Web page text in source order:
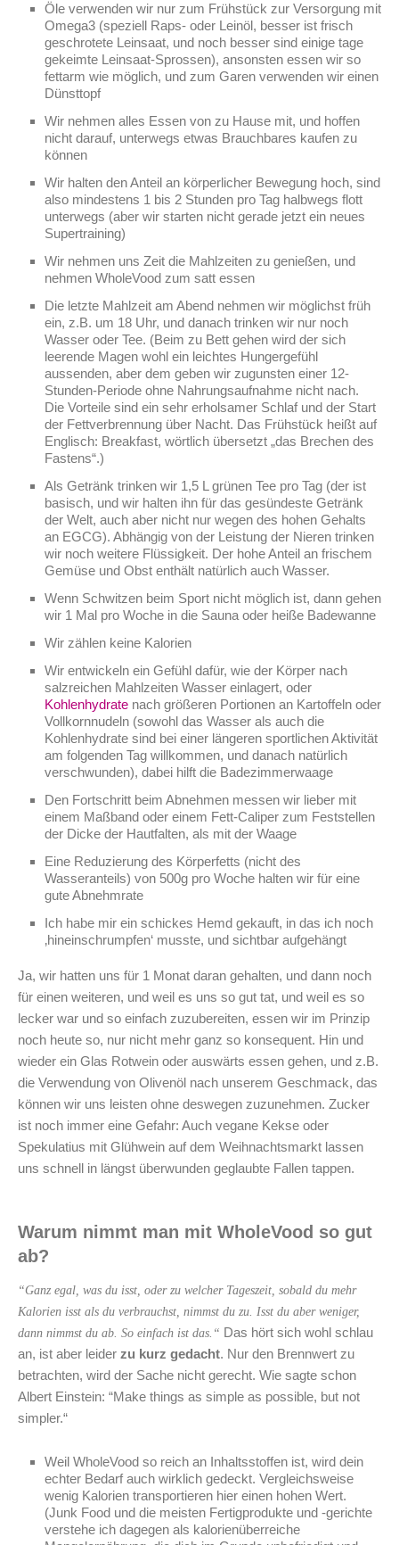
Öle verwenden wir nur zum Frühstück zur Versorgung mit
Omega3 (speziell Raps- oder Leinöl, besser ist frisch
geschrotete Leinsaat, und noch besser sind einige tage
gekeimte Leinsaat-Sprossen), ansonsten essen wir so
fettarm wie möglich, und zum Garen verwenden wir einen
Dünsttopf
Wir nehmen alles Essen von zu Hause mit, und hoffen
nicht darauf, unterwegs etwas Brauchbares kaufen zu
können
Wir halten den Anteil an körperlicher Bewegung hoch, sind
also mindestens 1 bis 2 Stunden pro Tag halbwegs flott
unterwegs (aber wir starten nicht gerade jetzt ein neues
Supertraining)
Wir nehmen uns Zeit die Mahlzeiten zu genießen, und
nehmen WholeVood zum satt essen
Die letzte Mahlzeit am Abend nehmen wir möglichst früh
ein, z.B. um 18 Uhr, und danach trinken wir nur noch
Wasser oder Tee. (Beim zu Bett gehen wird der sich
leerende Magen wohl ein leichtes Hungergefühl
aussenden, aber dem geben wir zugunsten einer 12-
Stunden-Periode ohne Nahrungsaufnahme nicht nach.
Die Vorteile sind ein sehr erholsamer Schlaf und der Start
der Fettverbrennung über Nacht. Das Frühstück heißt auf
Englisch: Breakfast, wörtlich übersetzt „das Brechen des
Fastens“.)
Als Getränk trinken wir 1,5 L grünen Tee pro Tag (der ist
basisch, und wir halten ihn für das gesündeste Getränk
der Welt, auch aber nicht nur wegen des hohen Gehalts
an EGCG). Abhängig von der Leistung der Nieren trinken
wir noch weitere Flüssigkeit. Der hohe Anteil an frischem
Gemüse und Obst enthält natürlich auch Wasser.
Wenn Schwitzen beim Sport nicht möglich ist, dann gehen
wir 1 Mal pro Woche in die Sauna oder heiße Badewanne
Wir zählen keine Kalorien
Wir entwickeln ein Gefühl dafür, wie der Körper nach
salzreichen Mahlzeiten Wasser einlagert, oder
Kohlenhydrate nach größeren Portionen an Kartoffeln oder
Vollkornnudeln (sowohl das Wasser als auch die
Kohlenhydrate sind bei einer längeren sportlichen Aktivität
am folgenden Tag willkommen, und danach natürlich
verschwunden), dabei hilft die Badezimmerwaage
Den Fortschritt beim Abnehmen messen wir lieber mit
einem Maßband oder einem Fett-Caliper zum Feststellen
der Dicke der Hautfalten, als mit der Waage
Eine Reduzierung des Körperfetts (nicht des
Wasseranteils) von 500g pro Woche halten wir für eine
gute Abnehmrate
Ich habe mir ein schickes Hemd gekauft, in das ich noch
‚hineinschrumpfen‘ musste, und sichtbar aufgehängt
Ja, wir hatten uns für 1 Monat daran gehalten, und dann noch
für einen weiteren, und weil es uns so gut tat, und weil es so
lecker war und so einfach zuzubereiten, essen wir im Prinzip
noch heute so, nur nicht mehr ganz so konsequent. Hin und
wieder ein Glas Rotwein oder auswärts essen gehen, und z.B.
die Verwendung von Olivenöl nach unserem Geschmack, das
können wir uns leisten ohne deswegen zuzunehmen. Zucker
ist noch immer eine Gefahr: Auch vegane Kekse oder
Spekulatius mit Glühwein auf dem Weihnachtsmarkt lassen
uns schnell in längst überwunden geglaubte Fallen tappen.
Warum nimmt man mit WholeVood so gut
ab?
“Ganz egal, was du isst, oder zu welcher Tageszeit, sobald du mehr
Kalorien isst als du verbrauchst, nimmst du zu. Isst du aber weniger,
dann nimmst du ab. So einfach ist das.“ Das hört sich wohl schlau
an, ist aber leider zu kurz gedacht. Nur den Brennwert zu
betrachten, wird der Sache nicht gerecht. Wie sagte schon
Albert Einstein: “Make things as simple as possible, but not
simpler.“
Weil WholeVood so reich an Inhaltsstoffen ist, wird dein
echter Bedarf auch wirklich gedeckt. Vergleichsweise
wenig Kalorien transportieren hier einen hohen Wert.
(Junk Food und die meisten Fertigprodukte und -gerichte
verstehe ich dagegen als kalorienüberreiche